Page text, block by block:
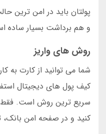
پولتان باید در امن ترین
و هم برداشت بسیار ساده
روش های واریز
شما می توانید از کارت به
کیف پول های دیجیتال
سریع ترین روش است. فقط
کنید و در صفحه امن بانک،